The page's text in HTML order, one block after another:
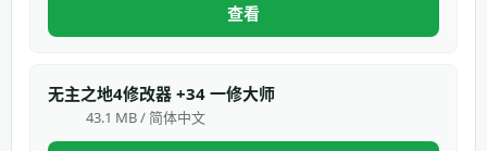
查看
无主之地4修改器 +34 一修大师
43.1 MB / 简体中文